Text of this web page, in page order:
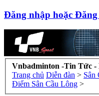
Đăng nhập hoặc
Vnbadminton -Tin Tức -
Trang chủ Diễn đàn > Sân
Điểm Sân Cầu Lông >